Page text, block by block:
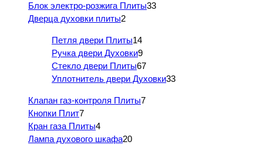
Блок электро-розжига Плиты33
Дверца духовки плиты2
Петля двери Плиты14
Ручка двери Духовки9
Стекло двери Плиты67
Уплотнитель двери Духовки33
Клапан газ-контроля Плиты7
Кнопки Плит7
Кран газа Плиты4
Лампа духового шкафа20